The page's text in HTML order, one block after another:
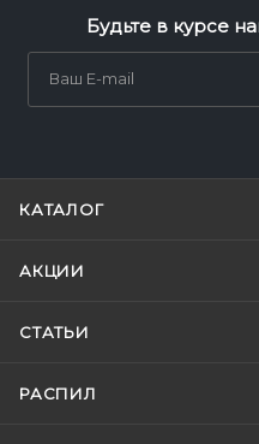
Будьте в курсе
КАТАЛОГ
АКЦИИ
СТАТЬИ
РАСПИЛ